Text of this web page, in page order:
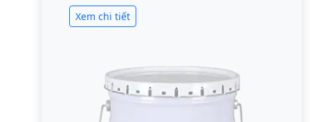
Xem chi tiết